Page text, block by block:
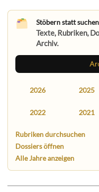
Stöbern statt suchen
Texte, Rubriken,
Archiv.
2026 2025
2022 2021
Rubriken durchsuchen
Dossiers öffnen
Alle Jahre anzeigen